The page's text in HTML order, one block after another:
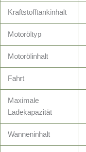
Kraftstofftankinhalt
Motoröltyp
Motorölinhalt
Fahrt
Maximale
Ladekapazität
Wanneninhalt